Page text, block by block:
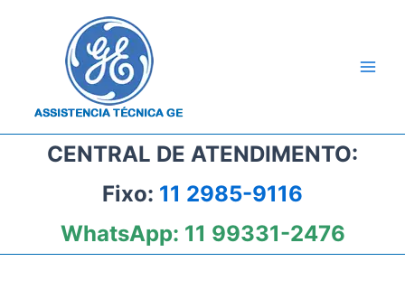
CENTRAL DE ATENDIMENTO:
Fixo: 11 2985-9116
WhatsApp: 11 99331-2476